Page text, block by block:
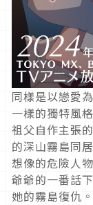
同樣是以戀愛
一樣的獨特風
祖父自作主張
的深山霧島同
想像的危險人
爺爺的一番話
她的霧島復仇。